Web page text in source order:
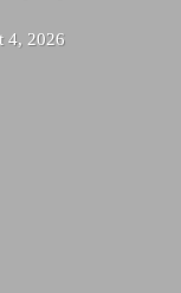
4, 2026